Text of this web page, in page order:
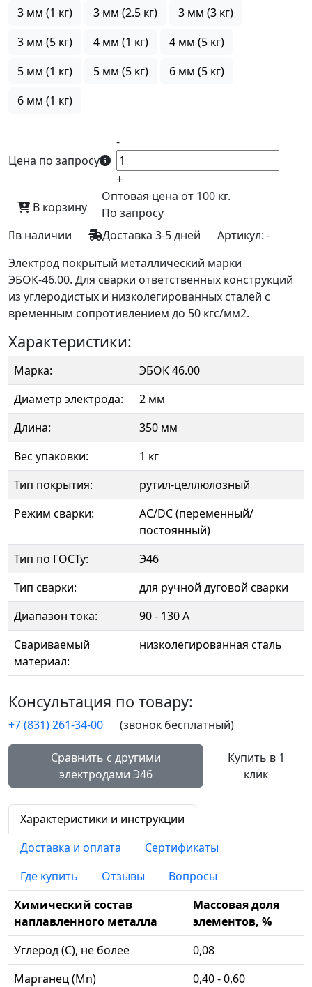
3 мм (1 кг) 3 мм (2.5 кг)
3 мм (3 кг)
3 мм (5 кг)
4 мм (1 кг)
4 мм (5 кг)
5 мм (1 кг)
5 мм (5 кг)
6 мм (5 кг)
6 мм (1 кг)
Цена по запросу
-
+
В корзину
Оптовая цена от 100 кг.
По запросу
в наличии
Доставка 3-5 дней Артикул: -
Электрод покрытый металлический марки
ЭБОК-46.00. Для сварки ответственных конструкций
из углеродистых и низколегированных сталей с
временным сопротивлением до 50 кгс/мм2.
Характеристики:
Марка:
ЭБОК 46.00
Диаметр электрода:
2 мм
Длина:
350 мм
Вес упаковки:
1 кг
Тип покрытия:
рутил-целлюлозный
Режим сварки:
AC/DC (переменный/
постоянный)
Тип по ГОСТу:
Э46
Тип сварки:
для ручной дуговой сварки
Диапазон тока:
90 - 130 А
Свариваемый
материал:
низколегированная сталь
Консультация по товару:
+7 (831) 261-34-00 (звонок бесплатный)
Сравнить с другими
электродами Э46
Купить в 1
клик
Характеристики и инструкции
Доставка и оплата
Сертификаты
Где купить
Отзывы
Вопросы
Химический состав
наплавленного металла
Массовая доля
элементов, %
Углерод (C), не более
0,08
Марганец (Mn)
0,40 - 0,60